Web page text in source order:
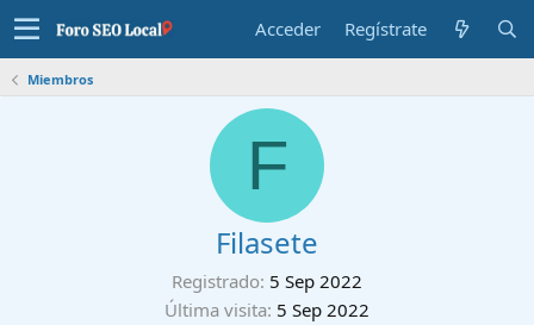
Acceder Regístrate
Miembros
F
Filasete
Registrado 5 Sep 2022
Última visita 5 Sep 2022